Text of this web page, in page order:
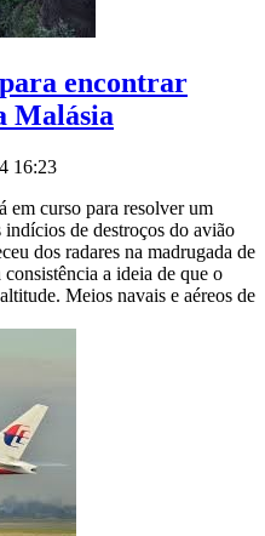
encontrar
Malásia
16:23
em curso para resolver um
indícios de destroços do avião
dos radares na madrugada de
a ideia de que o
Meios navais e aéreos de